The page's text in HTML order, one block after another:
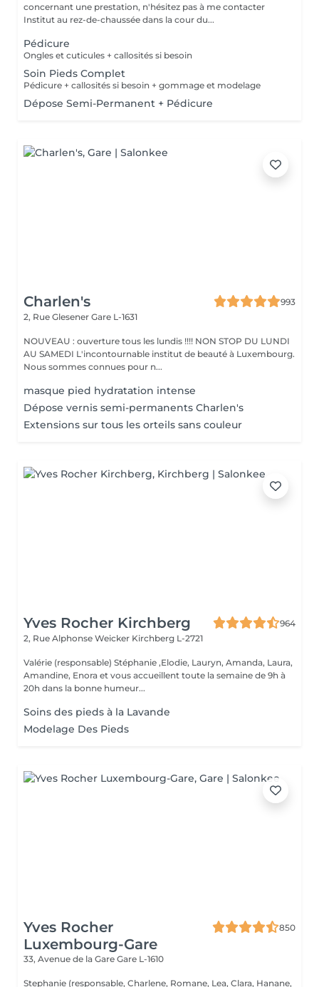
concernant une prestation, n'hésitez pas à me contacter
Institut au rez-de-chaussée dans la cour du...
Pédicure
Ongles et cuticules + callosités si besoin
Soin Pieds Complet
Pédicure + callosités si besoin + gommage et modelage
Dépose Semi-Permanent + Pédicure
Charlen's
993
2, Rue Glesener Gare L-1631
NOUVEAU : ouverture tous les lundis !!!! NON STOP DU LUNDI
AU SAMEDI L'incontournable institut de beauté à Luxembourg.
Nous sommes connues pour n...
masque pied hydratation intense
Dépose vernis semi-permanents Charlen's
Extensions sur tous les orteils sans couleur
Yves Rocher Kirchberg
964
2, Rue Alphonse Weicker Kirchberg L-2721
Valérie (responsable) Stéphanie ,Elodie, Lauryn, Amanda, Laura,
Amandine, Enora et vous accueillent toute la semaine de 9h à
20h dans la bonne humeur...
Soins des pieds à la Lavande
Modelage Des Pieds
Yves Rocher
Luxembourg-Gare
850
33, Avenue de la Gare Gare L-1610
Stephanie (responsable, Charlene, Romane, Lea, Clara, Hanane,